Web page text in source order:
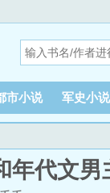
市小说 军史小说
年代文男